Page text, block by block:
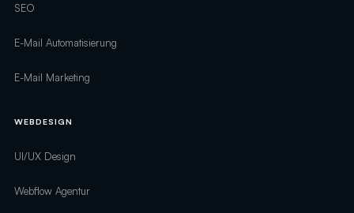
SEO
E-Mail Automatisierung
E-Mail Marketing
WEBDESIGN
UI/UX Design
Webflow Agentur